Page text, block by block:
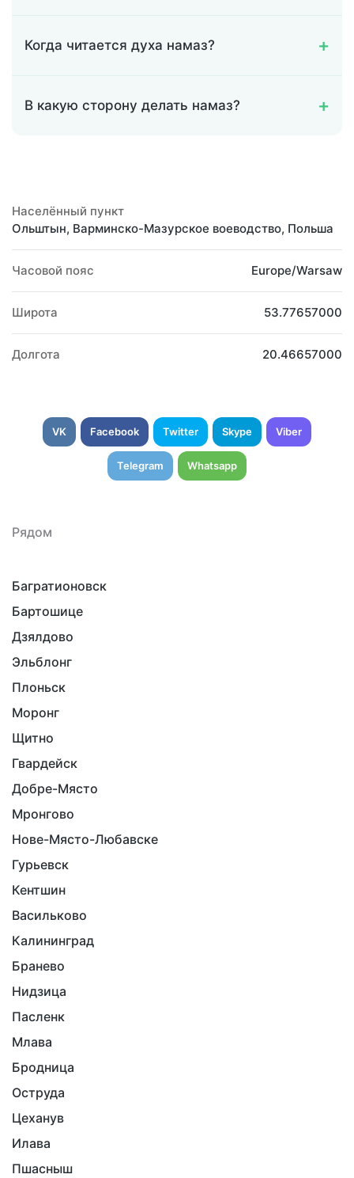
Когда читается духа намаз?
В какую сторону делать намаз?
Населённый пункт
Ольштын, Варминско-Мазурское воеводство, Польша
Часовой пояс Europe/Warsaw
Широта 53.77657000
Долгота 20.46657000
VK Facebook Twitter Skype Viber
Telegram Whatsapp
Рядом
Багратионовск
Бартошице
Дзялдово
Эльблонг
Плоньск
Моронг
Щитно
Гвардейск
Добре-Място
Мронгово
Нове-Място-Любавске
Гурьевск
Кентшин
Васильково
Калининград
Бранево
Нидзица
Пасленк
Млава
Бродница
Оструда
Цеханув
Илава
Пшасныш